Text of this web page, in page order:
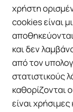
χρήστη
cookies είναι
και δεν
από τον
στατιστικούς
καθορίζονται
είναι